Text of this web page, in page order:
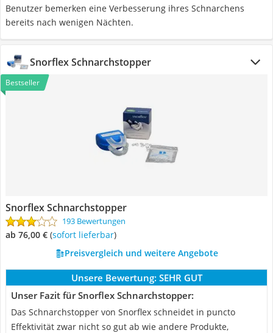
Benutzer bemerken eine Verbesserung ihres Schnarchens
bereits nach wenigen Nächten.
Snorflex Schnarchstopper
Bestseller
Snorflex Schnarchstopper
193 Bewertungen
ab 76,00 € ( Sofort lieferbar)
Preisvergleich und weitere Angebote
Unsere Bewertung: SEHR GUT
Unser Fazit für Snorflex Schnarchstopper:
Das Schnarchstopper von Snorflex schneidet in puncto
Effektivität zwar nicht so gut ab wie andere Produkte,